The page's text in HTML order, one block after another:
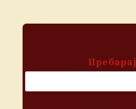
Пребарај